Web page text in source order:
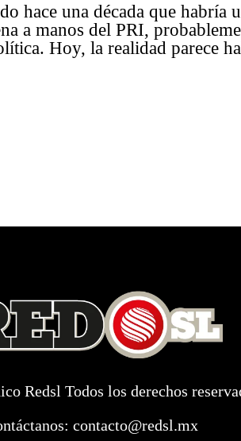
hace una década que habría
a manos del PRI,
Hoy, la realidad parece
Redsl Todos los derechos
contacto@redsl.mx